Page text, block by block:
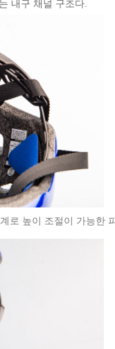
내구 채널 구조다.
로 높이 조절이 가능한